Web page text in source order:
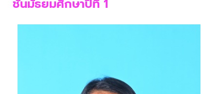
ชั้นมัธยมศึกษาปีที่ 1